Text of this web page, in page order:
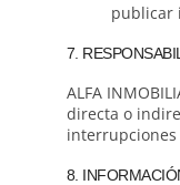
publicar
7.
ALFA
directa o
8.